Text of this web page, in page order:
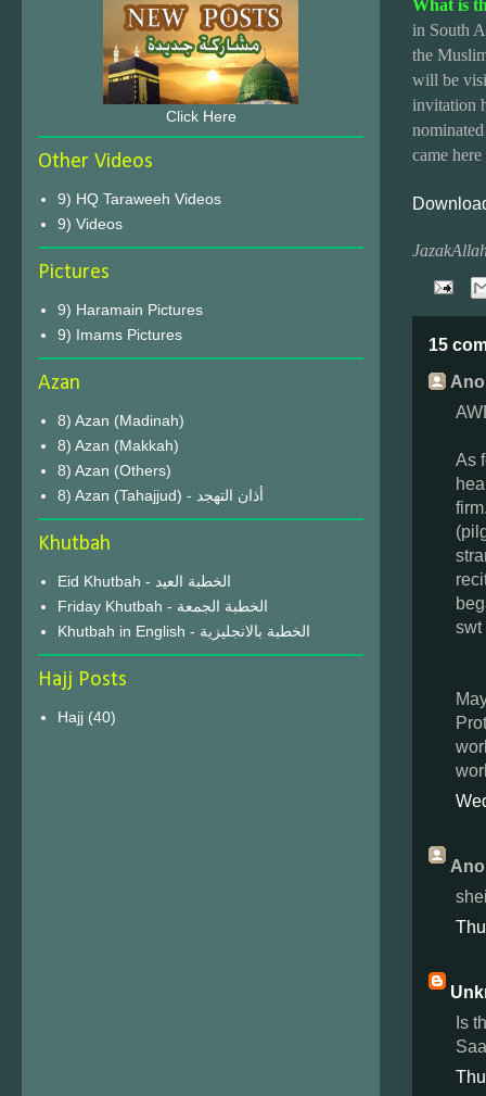
What is
in South
the
will be
invitation
came
15
As
swt
Is
Click Here
Other Videos
9) HQ Taraweeh Videos
9) Videos
Pictures
9) Haramain Pictures
9) Imams Pictures
Azan
8) Azan (Madinah)
8) Azan (Makkah)
8) Azan (Others)
8) Azan (Tahajjud) - أذان التهجد
Khutbah
Eid Khutbah - الخطبة العيد
Friday Khutbah - الخطبة الجمعة
Khutbah in English - الخطبة بالانجليزية
Hajj Posts
Hajj (40)